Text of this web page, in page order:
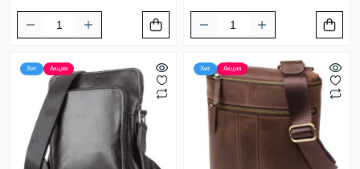
Хит Акция Хит Акция